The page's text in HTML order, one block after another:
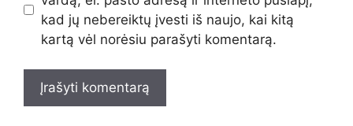
kad jų nebereiktų įvesti iš naujo, kai kitą
kartą vėl norėsiu parašyti komentarą.